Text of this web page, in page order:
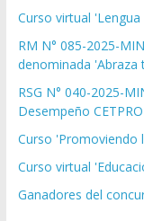
Curso virtual
RM N° 085-2025-
denominada 'Abraza
RSG N° 040-2025-
Desempeño
Curso 'Promoviendo
Curso virtual
Ganadores del